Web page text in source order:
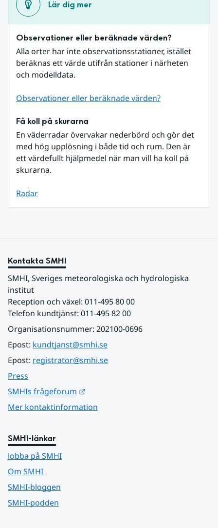
Lär dig mer
Observationer eller beräknade värden?
Alla orter har inte observationsstationer, istället
beräknas ett värde utifrån stationer i närheten
och modelldata.
Observationer eller beräknade värden?
Få koll på skurarna
En väderradar övervakar nederbörd och gör det
med hög upplösning i både tid och rum. Den är
ett värdefullt hjälpmedel när man vill ha koll på
skurarna.
Radar
Kontakta SMHI
SMHI, Sveriges meteorologiska och hydrologiska
institut
Reception och växel: 011-495 80 00
Telefon kundtjänst: 011-495 82 00
Organisationsnummer: 202100-0696
Epost: kundtjanst@smhi.se
Epost: registrator@smhi.se
Press
SMHIs frågeforum
Mer kontaktinformation
SMHI-länkar
Jobba på SMHI
Om SMHI
SMHI-bloggen
SMHI-podden